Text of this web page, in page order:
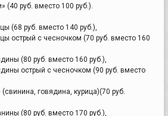
(40 руб. вместо 100 руб.).
(68 руб. вместо 140 руб.),
острый с чесночком (70 руб. вместо 160
(80 руб. вместо 160 руб.),
острый с чесночком (90 руб. вместо
говядина, курица)(70 руб.
(80 руб. вместо 170 руб.),